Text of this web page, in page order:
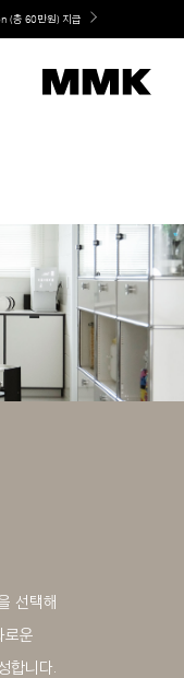
The Island 출시
선택해
로운
합니다.